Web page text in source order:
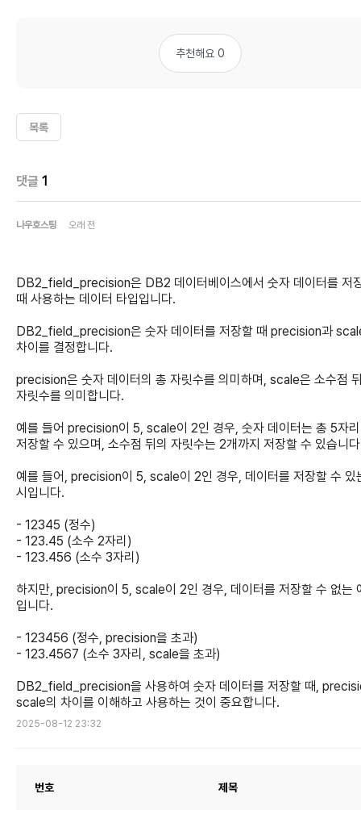
추천해요 0
목록
댓글 1
나우호스팅 오래 전
DB2_field_precision은 DB2 데이터베이스에서 숫자 데이터를 저
때 사용하는 데이터 타입입니다.
DB2_field_precision은 숫자 데이터를 저장할 때 precision과
차이를 결정합니다.
precision은 숫자 데이터의 총 자릿수를 의미하며, scale은 소수점
자릿수를 의미합니다.
예를 들어 precision이 5, scale이 2인 경우, 숫자 데이터는 총 5자
저장할 수 있으며, 소수점 뒤의 자릿수는 2개까지 저장할 수 있습니
예를 들어, precision이 5, scale이 2인 경우, 데이터를 저장할 수 있
시입니다.
- 12345 (정수)
- 123.45 (소수 2자리)
- 123.456 (소수 3자리)
하지만, precision이 5, scale이 2인 경우, 데이터를 저장할 수 없는
입니다.
- 123456 (정수, precision을 초과)
- 123.4567 (소수 3자리, scale을 초과)
DB2_field_precision을 사용하여 숫자 데이터를 저장할 때,
scale의 차이를 이해하고 사용하는 것이 중요합니다.
2025-08-12 23:32
번호 제목